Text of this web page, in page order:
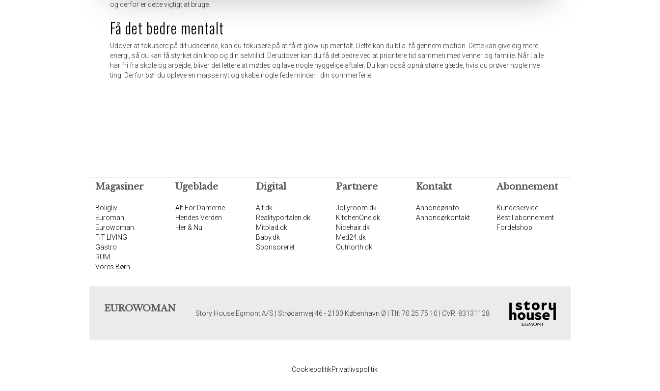
og derfor er dette vigtigt at bruge.
Få det bedre mentalt
Udover at fokusere på dit udseende, kan du fokusere på at få et glow-up mentalt. Dette kan du bl.a. få gennem motion. Dette kan give dig mere
energi, så du kan få styrket din krop og din selvtillid. Derudover kan du få det bedre ved at prioritere tid sammen med venner og familie. Når I alle
har fri fra skole og arbejde, bliver det lettere at mødes og lave nogle hyggelige aftaler. Du kan også opnå større glæde, hvis du prøver nogle nye
ting. Derfor bør du opleve en masse nyt og skabe nogle fede minder i din sommerferie.
Magasiner
Boligliv
Euroman
Eurowoman
FIT LIVING
Gastro
RUM
Vores Børn
Ugeblade
Alt For Damerne
Hendes Verden
Her & Nu
Digital
Alt.dk
Realityportalen.dk
Mitblad.dk
Baby.dk
Sponsoreret
Partnere
Jollyroom.dk
KitchenOne.dk
Nicehair.dk
Med24.dk
Outnorth.dk
Kontakt
Annoncørinfo
Annoncørkontakt
Abonnement
Kundeservice
Bestil abonnement
Fordelshop
EUROWOMAN Story House Egmont A/S | Strødamvej 46 - 2100 København Ø | Tlf: 70 25 75 10 | CVR: 83131128
CookiepolitikPrivatlivspolitik